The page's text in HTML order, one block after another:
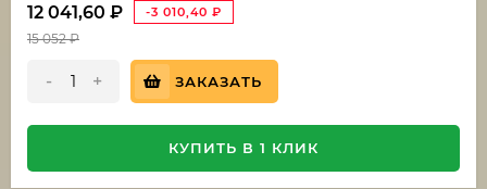
12 041,60 ₽ -3 010,40 ₽
15 052₽
- + ЗАКАЗАТЬ
КУПИТЬ В 1 КЛИК